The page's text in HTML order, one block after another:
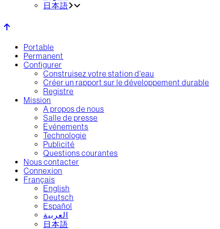
日本語
Portable
Permanent
Configurer
Construisez votre station d'eau
Créer un rapport sur le développement durable
Registre
Mission
A propos de nous
Salle de presse
Evénements
Technologie
Publicité
Questions courantes
Nous contacter
Connexion
Français
English
Deutsch
Español
العربية‏
日本語